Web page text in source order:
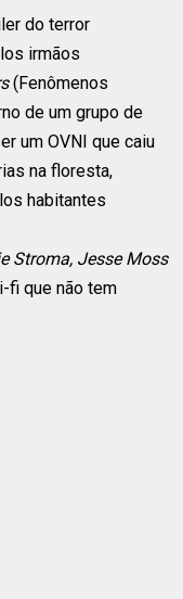
do terror
irmãos
(Fenômenos
de um grupo de
um OVNI que caiu
na floresta,
habitantes
Stroma, Jesse Moss
fi que não tem